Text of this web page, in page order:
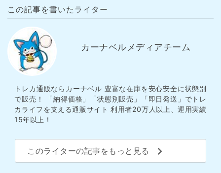
この記事を書いたライター
カーナベルメディアチーム
トレカ通販ならカーナベル 豊富な在庫を安心安全に状態別
で販売！ 「納得価格」「状態別販売」「即日発送」でトレ
カライフを支える通販サイト 利用者20万人以上、運用実績
15年以上！
このライターの記事をもっと見る